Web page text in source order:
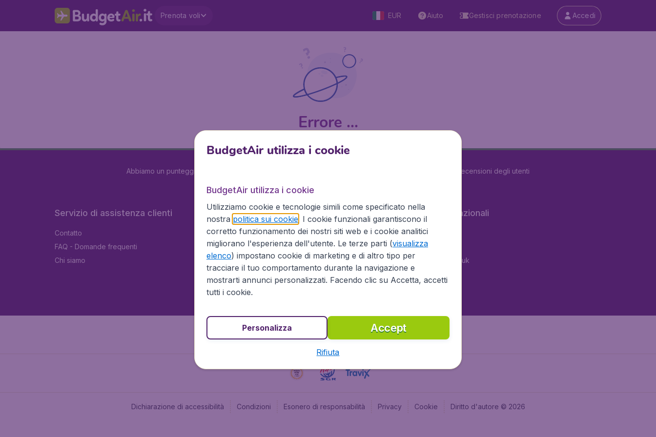
Prenota voli EUR Aiuto Gestisci prenotazione Accedi
Errore ...
Abbiamo un punteggio di recensioni degli utenti
Servizio di assistenza clienti
Contatto
FAQ - Domande frequenti
Chi siamo
BudgetAir.it
Affiliazioni
Informazioni Legali
Opportunità professionali
Siti internazionali
BudgetAir.es
BudgetAir.fr
BudgetAir.co.uk
Dichiarazione di accessibilità Condizioni Esonero di responsabilità Privacy Cookie Diritto d'autore © 2026
BudgetAir utilizza i cookie
BudgetAir utilizza i cookie
Utilizziamo cookie e tecnologie simili come specificato nella
nostra politica sui cookie. I cookie funzionali garantiscono il
corretto funzionamento dei nostri siti web e i cookie analitici
migliorano l'esperienza dell'utente. Le terze parti (visualizza
elenco) impostano cookie di marketing e di altro tipo per
tracciare il tuo comportamento durante la navigazione e
mostrarti annunci personalizzati. Facendo clic su Accetta, accetti
tutti i cookie.
Accept
Personalizza
Rifiuta